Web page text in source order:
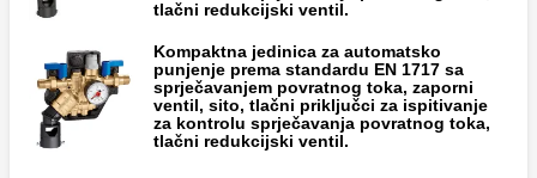
tlačni redukcijski ventil.
Kompaktna jedinica za automatsko
punjenje prema standardu EN 1717 sa
sprječavanjem povratnog toka, zaporni
ventil, sito, tlačni priključci za ispitivanje
za kontrolu sprječavanja povratnog toka,
tlačni redukcijski ventil.